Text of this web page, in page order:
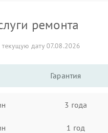
ремонта
дату 07.08.2026
Гарантия
3 года
1 год